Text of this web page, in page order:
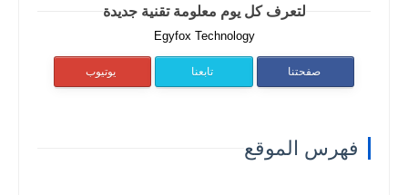
لتعرف كل يوم معلومة تقنية جديدة
Egyfox Technology
صفحتنا تابعنا يوتيوب
فهرس الموقع